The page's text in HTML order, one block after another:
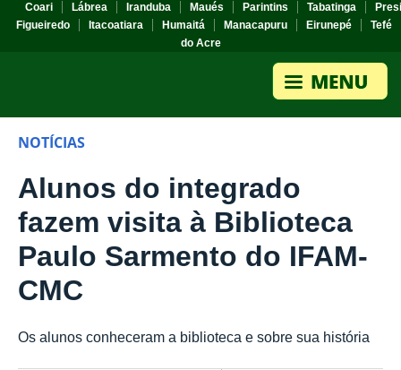
Coari
Lábrea Iranduba Maués Parintins Tabatinga
Figueiredo
Itacoatiara Humaitá Manacapuru Eirunepé
Tefé
do Acre
NOTÍCIAS
Alunos do integrado
fazem visita à Biblioteca
Paulo Sarmento do IFAM-
CMC
Os alunos conheceram a biblioteca e sobre sua história